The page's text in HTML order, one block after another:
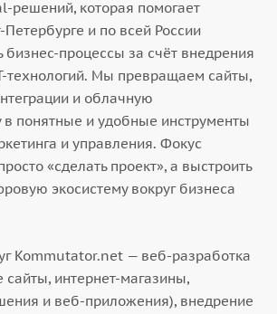
решений, которая помогает
Петербурге и по всей России
бизнес-процессы за счёт внедрения
технологий. Мы превращаем сайты,
и облачную
в понятные и удобные инструменты
и управления. Фокус
«сделать проект», а выстроить
экосистему вокруг бизнеса
Kommutator.net — веб-разработка
сайты, интернет-магазины,
и веб-приложения), внедрение